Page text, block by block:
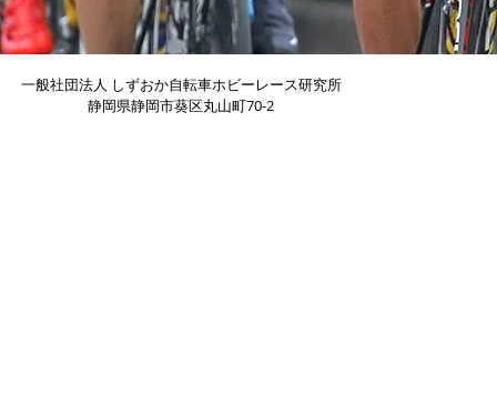
一般社団法人 しずおか自転車ホビーレース研究所
静岡県静岡市葵区丸山町70-2